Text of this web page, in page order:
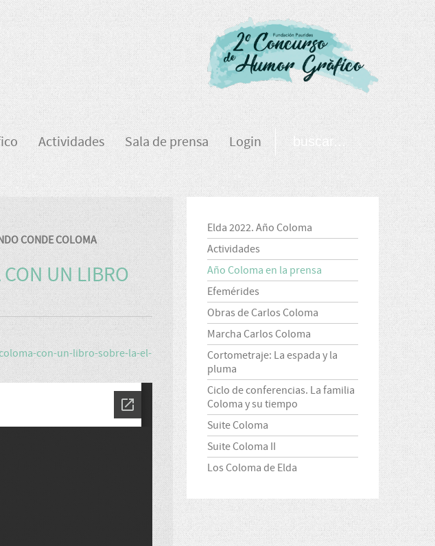
Actividades Sala de prensa Login
CONDE COLOMA
UN LIBRO
con-un-libro-sobre-la-el-
Elda 2022. Año Coloma
Actividades
Año Coloma en la prensa
Efemérides
Obras de Carlos Coloma
Marcha Carlos Coloma
Cortometraje: La espada y la
pluma
Ciclo de conferencias. La familia
Coloma y su tiempo
Suite Coloma
Suite Coloma II
Los Coloma de Elda